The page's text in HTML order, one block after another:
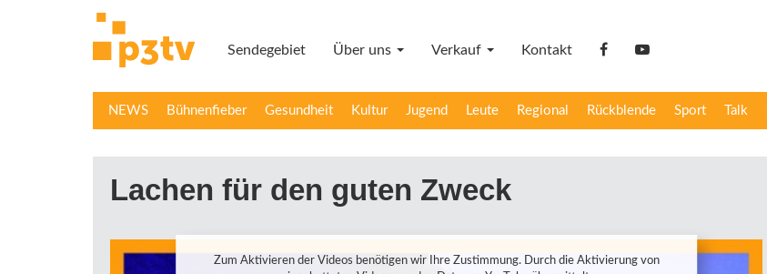
Sendegebiet Über uns Verkauf Kontakt facebookYouTube
NEWS Bühnenfieber Gesundheit Kultur Jugend Leute Regional Rückblende Sport Talk
Lachen für den guten Zweck
Zum Aktivieren der Videos benötigen wir Ihre Zustimmung. Durch die Aktivierung von